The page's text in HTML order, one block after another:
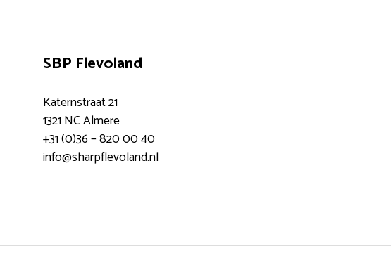
SBP Flevoland
Katernstraat 21
1321 NC Almere
+31 (0)36 – 820 00 40
info@sharpflevoland.nl